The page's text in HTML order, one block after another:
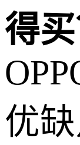
得买
优